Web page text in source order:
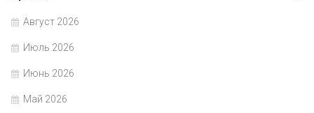
Август 2026
Июль 2026
Июнь 2026
Май 2026